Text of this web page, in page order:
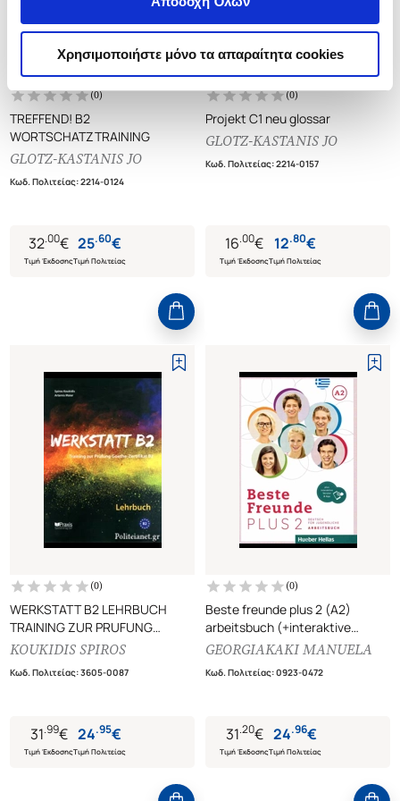
Χρησιμοποιήστε μόνο τα απαραίτητα cookies
(0)
TREFFEND! B2
WORTSCHATZTRAINING
GLOTZ-KASTANIS JO
Κωδ. Πολιτείας:2214-0124
32.00€
Τιμή Έκδοσης
25.60€
Τιμή Πολιτείας
(0)
Projekt C1 neu glossar
GLOTZ-KASTANIS JO
Κωδ. Πολιτείας:2214-0157
16.00€
Τιμή Έκδοσης
12.80€
Τιμή Πολιτείας
(0)
WERKSTATT B2 LEHRBUCH
TRAINING ZUR PRUFUNG
GOETHE-ZERTIFIKAT B2
KOUKIDIS SPIROS
Κωδ. Πολιτείας:3605-0087
31.99€
Τιμή Έκδοσης
24.95€
Τιμή Πολιτείας
(0)
Beste freunde plus 2 (A2)
arbeitsbuch (+interaktive
version und app)
GEORGIAKAKI MANUELA
Κωδ. Πολιτείας:0923-0472
31.20€
Τιμή Έκδοσης
24.96€
Τιμή Πολιτείας